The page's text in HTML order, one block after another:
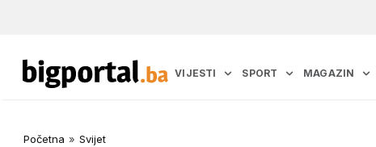
VIJESTI SPORT MAGAZIN
Početna » Svijet